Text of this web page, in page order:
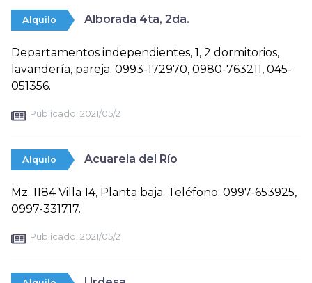
Alquilo Alborada 4ta, 2da.
Departamentos independientes, 1, 2 dormitorios,
lavandería, pareja. 0993-172970, 0980-763211, 045-
051356.
Publicado: 2021/05/2
Alquilo Acuarela del Río
Mz. 1184 Villa 14, Planta baja. Teléfono: 0997-653925,
0997-331717.
Publicado: 2021/05/2